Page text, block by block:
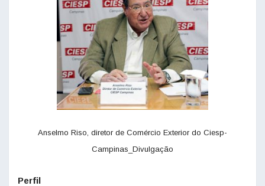
Anselmo Riso, diretor de Comércio Exterior do Ciesp-
Campinas_Divulgação
Perfil